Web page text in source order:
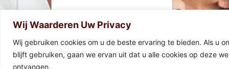
Wij Waarderen Uw Privacy
Wij gebruiken cookies om u de beste ervaring te bieden. Als u
blijft gebruiken, gaan we ervan uit dat u alle cookies op deze
ontvangen.